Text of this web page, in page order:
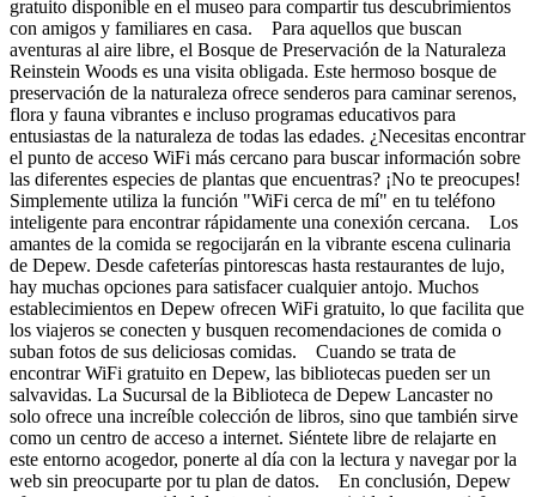
gratuito disponible en el museo para compartir tus descubrimientos
con amigos y familiares en casa. Para aquellos que buscan
aventuras al aire libre, el Bosque de Preservación de la Naturaleza
Reinstein Woods es una visita obligada. Este hermoso bosque de
preservación de la naturaleza ofrece senderos para caminar serenos,
flora y fauna vibrantes e incluso programas educativos para
entusiastas de la naturaleza de todas las edades. ¿Necesitas encontrar
el punto de acceso WiFi más cercano para buscar información sobre
las diferentes especies de plantas que encuentras? ¡No te preocupes!
Simplemente utiliza la función "WiFi cerca de mí" en tu teléfono
inteligente para encontrar rápidamente una conexión cercana. Los
amantes de la comida se regocijarán en la vibrante escena culinaria
de Depew. Desde cafeterías pintorescas hasta restaurantes de lujo,
hay muchas opciones para satisfacer cualquier antojo. Muchos
establecimientos en Depew ofrecen WiFi gratuito, lo que facilita que
los viajeros se conecten y busquen recomendaciones de comida o
suban fotos de sus deliciosas comidas. Cuando se trata de
encontrar WiFi gratuito en Depew, las bibliotecas pueden ser un
salvavidas. La Sucursal de la Biblioteca de Depew Lancaster no
solo ofrece una increíble colección de libros, sino que también sirve
como un centro de acceso a internet. Siéntete libre de relajarte en
este entorno acogedor, ponerte al día con la lectura y navegar por la
web sin preocuparte por tu plan de datos. En conclusión, Depew